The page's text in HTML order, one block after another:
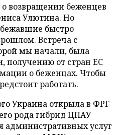
возвращении беженцев
Улютина. Но
быстро
Встреча с
мы начали, была
получению от стран ЕС
о беженцах. Чтобы
работать.
Украина открыла в ФРГ
рода гибрид ЦПАУ
административных услуг